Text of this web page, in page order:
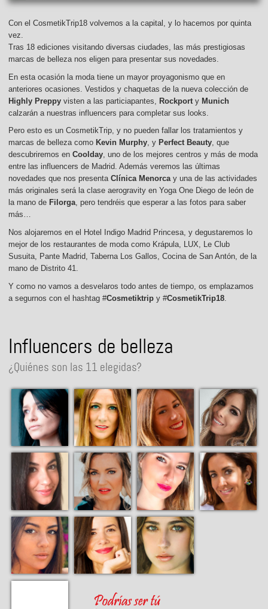
Con el CosmetikTrip18 volvemos a la capital, y lo hacemos por quinta
vez.
Tras 18 ediciones visitando diversas ciudades, las más prestigiosas
marcas de belleza nos eligen para presentar sus novedades.
En esta ocasión la moda tiene un mayor proyagonismo que en
anteriores ocasiones. Vestidos y chaquetas de la nueva colección de
Highly Preppy visten a las particiapantes, Rockport y Munich
calzarán a nuestras influencers para completar sus looks.
Pero esto es un CosmetikTrip, y no pueden fallar los tratamientos y
marcas de belleza como Kevin Murphy, y Perfect Beauty, que
descubriremos enCoolday, uno de los mejores centros y más de moda
entre las influencers de Madrid. Además veremos las últimas
novedades que nos presentaClínica Menorcay una de las actividades
más originales será la clase aerogravity en Yoga One Diego de león de
la mano de Filorga, pero tendréis que esperar a las fotos para saber
más…
Nos alojaremos en el Hotel Indigo Madrid Princesa, y degustaremos lo
mejor de los restaurantes de moda como Krápula, LUX, Le Club
Susuita, Pante Madrid, Taberna Los Gallos, Cocina de San Antón, de la
mano de Distrito 41.
Y como no vamos a desvelaros todo antes de tiempo, os emplazamos
a segurnos con el hashtag #Cosmetiktrip y #CosmetikTrip18
Influencers de belleza
¿Quiénes son las 11 elegidas?